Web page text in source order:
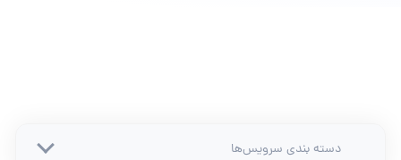
دسته بندی سرویس‌ها